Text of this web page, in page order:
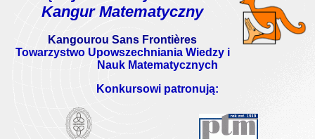
Kangur Matematyczny
Kangourou Sans Frontières
Towarzystwo Upowszechniania Wiedzy i
Nauk Matematycznych
Konkursowi patronują: